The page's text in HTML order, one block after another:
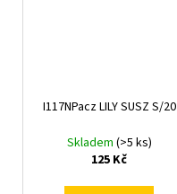
I117NPacz LILY SUSZ S/20
Skladem (>5 ks)
125 Kč